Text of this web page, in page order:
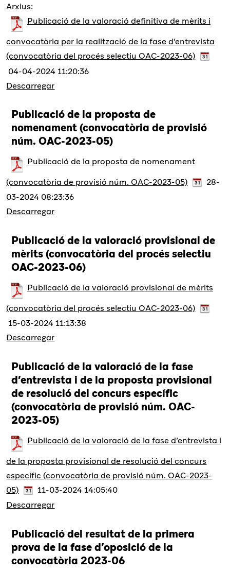
Arxius:
Publicació de la valoració definitiva de mèrits i
convocatòria per la realització de la fase d’entrevista
(convocatòria del procés selectiu OAC-2023-06)
04-04-2024 11:20:36
Descarregar
Publicació de la proposta de
nomenament (convocatòria de provisió
núm. OAC-2023-05)
Publicació de la proposta de nomenament
(convocatòria de provisió núm. OAC-2023-05)
28-
03-2024 08:23:36
Descarregar
Publicació de la valoració provisional de
mèrits (convocatòria del procés selectiu
OAC-2023-06)
Publicació de la valoració provisional de mèrits
(convocatòria del procés selectiu OAC-2023-06)
15-03-2024 11:13:38
Descarregar
Publicació de la valoració de la fase
d’entrevista i de la proposta provisional
de resolució del concurs específic
(convocatòria de provisió núm. OAC-
2023-05)
Publicació de la valoració de la fase d’entrevista i
de la proposta provisional de resolució del concurs
específic (convocatòria de provisió núm. OAC-2023-
05)
11-03-2024 14:05:40
Descarregar
Publicació del resultat de la primera
prova de la fase d’oposició de la
convocatòria 2023-06